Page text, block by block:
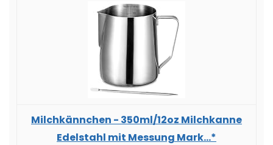
Milchkännchen - 350ml/12oz Milchkanne
Edelstahl mit Messung Mark...*